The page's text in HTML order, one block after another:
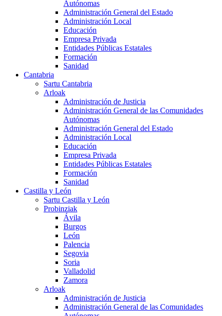
Autónomas
Administración General del Estado
Administración Local
Educación
Empresa Privada
Entidades Públicas Estatales
Formación
Sanidad
Cantabria
Sartu Cantabria
Arloak
Administración de Justicia
Administración General de las Comunidades
Autónomas
Administración General del Estado
Administración Local
Educación
Empresa Privada
Entidades Públicas Estatales
Formación
Sanidad
Castilla y León
Sartu Castilla y León
Probinziak
Ávila
Burgos
León
Palencia
Segovia
Soria
Valladolid
Zamora
Arloak
Administración de Justicia
Administración General de las Comunidades